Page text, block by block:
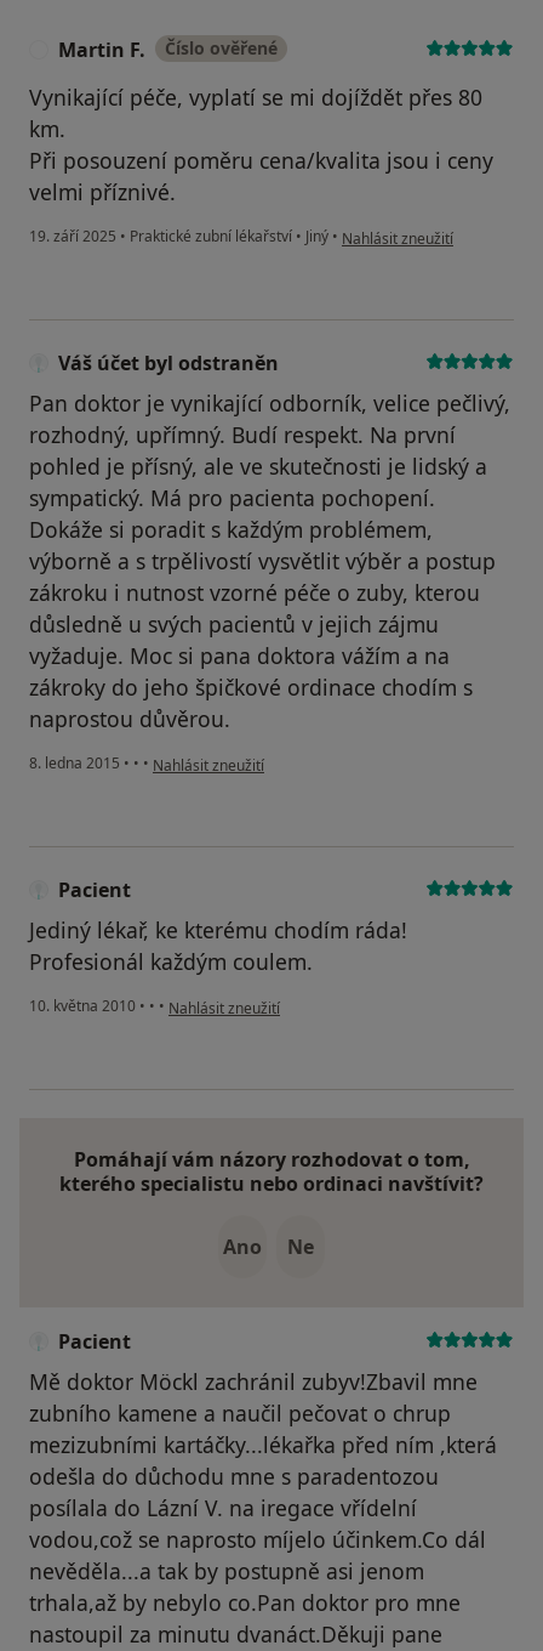
Martin F. Číslo ověřené
Vynikající péče, vyplatí se mi dojíždět přes 80
km.
Při posouzení poměru cena/kvalita jsou i ceny
velmi příznivé.
19. září 2025 • Praktické zubní lékařství • Jiný • podle názoru uživatele Martin
Nahlásit zneužití
Váš účet byl odstraněn
Pan doktor je vynikající odborník, velice pečlivý,
rozhodný, upřímný. Budí respekt. Na první
pohled je přísný, ale ve skutečnosti je lidský a
sympatický. Má pro pacienta pochopení.
Dokáže si poradit s každým problémem,
výborně a s trpělivostí vysvětlit výběr a postup
zákroku i nutnost vzorné péče o zuby, kterou
důsledně u svých pacientů v jejich zájmu
vyžaduje. Moc si pana doktora vážím a na
zákroky do jeho špičkové ordinace chodím s
naprostou důvěrou.
8. ledna 2015 • • • podle názoru uživatele Váš účet byl odstraněn
Nahlásit zneužití
Pacient
Jediný lékař, ke kterému chodím ráda!
Profesionál každým coulem.
10. května 2010 • • • podle názoru uživatele Pacient
Nahlásit zneužití
Pomáhají vám názory rozhodovat o tom,
kterého specialistu nebo ordinaci navštívit?
Ano Ne
Pacient
Mě doktor Möckl zachránil zubyv!Zbavil mne
zubního kamene a naučil pečovat o chrup
mezizubními kartáčky...lékařka před ním ,která
odešla do důchodu mne s paradentozou
posílala do Lázní V. na iregace vřídelní
vodou,což se naprosto míjelo účinkem.Co dál
nevěděla...a tak by postupně asi jenom
trhala,až by nebylo co.Pan doktor pro mne
nastoupil za minutu dvanáct.Děkuji pane